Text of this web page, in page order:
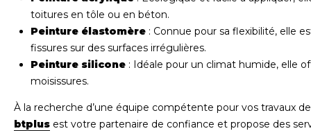
toitures en tôle ou en béton.
Peinture élastomère : Connue pour sa flexibilité, elle
fissures sur des surfaces irrégulières.
Peinture silicone : Idéale pour un climat humide, elle
moisissures.
À la recherche d’une équipe compétente pour vos travaux
btplus est votre partenaire de confiance et propose des